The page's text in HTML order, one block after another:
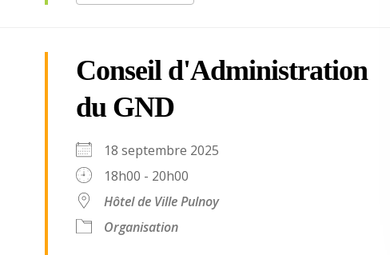
Conseil d'Administration
du GND
18 septembre 2025
18h00 - 20h00
Hôtel de Ville Pulnoy
Organisation